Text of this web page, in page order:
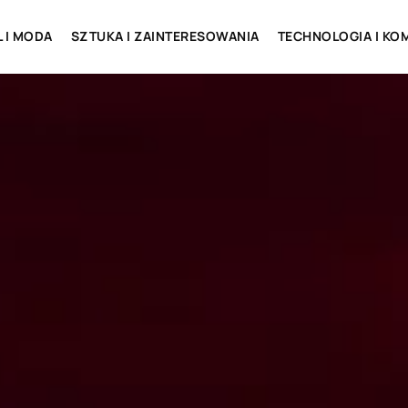
I MODA SZTUKA I ZAINTERESOWANIA TECHNOLOGIA I